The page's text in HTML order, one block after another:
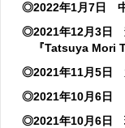
◎2022年1月7日 中
◎2021年12月3日
『Tatsuya Mori
◎2021年11月5日
◎2021年10月6日
◎2021年10月6日